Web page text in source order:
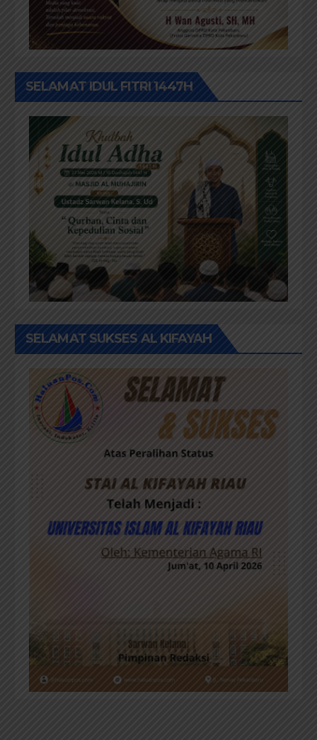
SELAMAT IDUL FITRI 1447H
SELAMAT SUKSES AL KIFAYAH